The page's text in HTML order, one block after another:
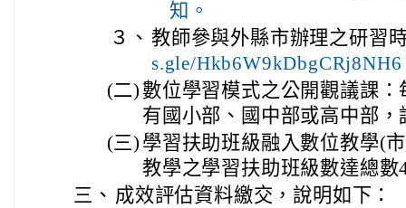
知。
３、 教師參與外縣市辦理之研習
s.gle/Hkb6W9kDbgCRj8NH6
(二) 數位學習模式之公開觀議課
有國小部、國中部或高中部，
(三) 學習扶助班級融入數位教學(
教學之學習扶助班級數達總數
三、 成效評估資料繳交，說明如下：